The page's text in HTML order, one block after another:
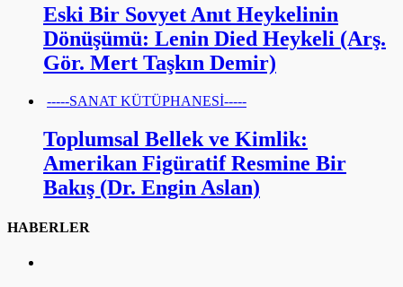
Eski Bir Sovyet Anıt Heykelinin
Dönüşümü: Lenin Died Heykeli (Arş.
Gör. Mert Taşkın Demir)
-----SANAT KÜTÜPHANESİ-----
Toplumsal Bellek ve Kimlik:
Amerikan Figüratif Resmine Bir
Bakış (Dr. Engin Aslan)
HABERLER